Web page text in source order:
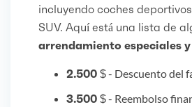
incluyendo coches
SUV. Aquí está una lista de
arrendamiento especiales
2.500 $- Descuento del
3.500 $- Reembolso